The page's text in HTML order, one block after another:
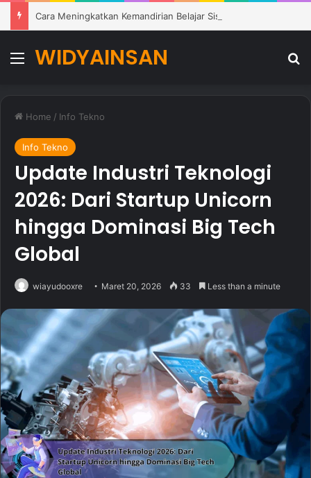
Menu
WIDYAINSAN
Home / Info Tekno
Info Tekno
Update Industri Teknologi
2026: Dari Startup Unicorn
hingga Dominasi Big Tech
Global
wiayudooxre Maret 20, 2026 33 Less than a minute